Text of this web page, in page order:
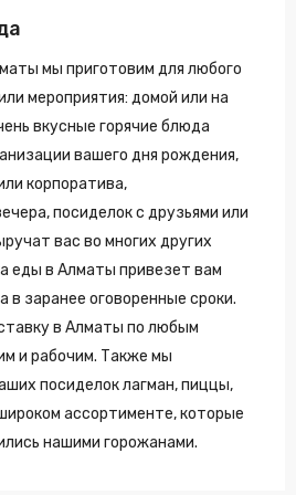
мы приготовим для любого
мероприятия: домой или на
вкусные горячие блюда
вашего дня рождения,
корпоратива,
посиделок с друзьями или
вас во многих других
еды в Алматы привезет вам
в заранее оговоренные сроки.
в Алматы по любым
и рабочим. Также мы
посиделок лагман, пиццы,
ассортименте, которые
нашими горожанами.